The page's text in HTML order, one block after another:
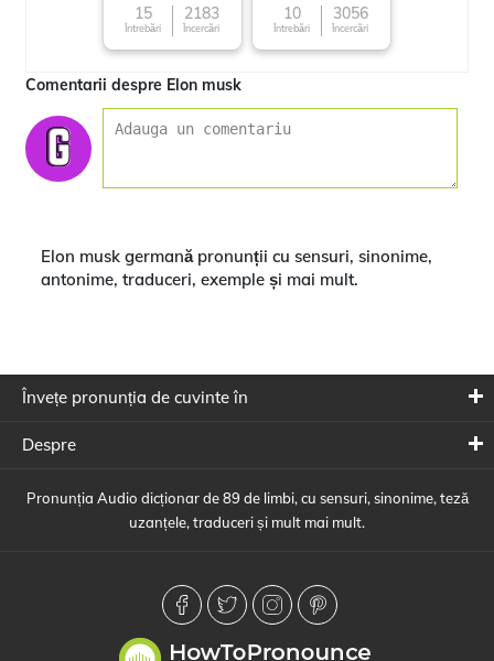
15
Întrebări
2183
Încercări
Famous cuisines
around the World
10
Întrebări
3056
Încercări
Comentarii despre Elon musk
Elon musk germană pronunții cu sensuri, sinonime,
antonime, traduceri, exemple și mai mult.
Învețe pronunția de cuvinte în
Despre
Pronunția Audio dicționar de 89 de limbi, cu sensuri, sinonime, teză
uzanțele, traduceri și mult mai mult.